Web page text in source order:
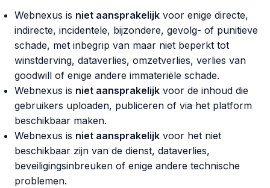
Webnexus is niet aansprakelijk voor enige directe,
indirecte, incidentele, bijzondere, gevolg- of punitieve
schade, met inbegrip van maar niet beperkt tot
winstderving, dataverlies, omzetverlies, verlies van
goodwill of enige andere immateriële schade.
Webnexus is niet aansprakelijk voor de inhoud die
gebruikers uploaden, publiceren of via het platform
beschikbaar maken.
Webnexus is niet aansprakelijk voor het niet
beschikbaar zijn van de dienst, dataverlies,
beveiligingsinbreuken of enige andere technische
problemen.